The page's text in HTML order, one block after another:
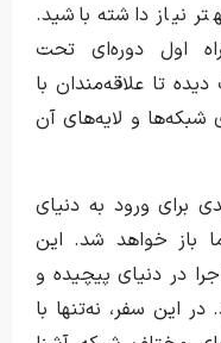
نیاز داشته باشید.
اول دوره‌ای تحت
دیده تا علاقه‌مندان با
شبکه‌ها و لایه‌های آن
برای ورود به دنیای
باز خواهد شد. این
در دنیای پیچیده و
این سفر، نه‌تنها با